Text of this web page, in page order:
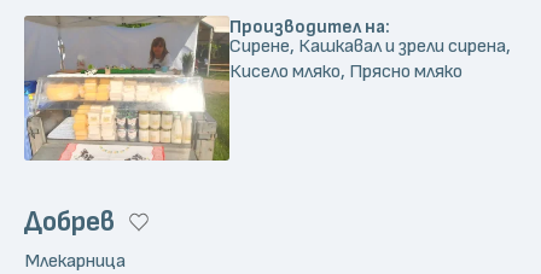
Производител на:
Сирене, Кашкавал и зрели сирена,
Кисело мляко, Прясно мляко
Добрев
Млекарница